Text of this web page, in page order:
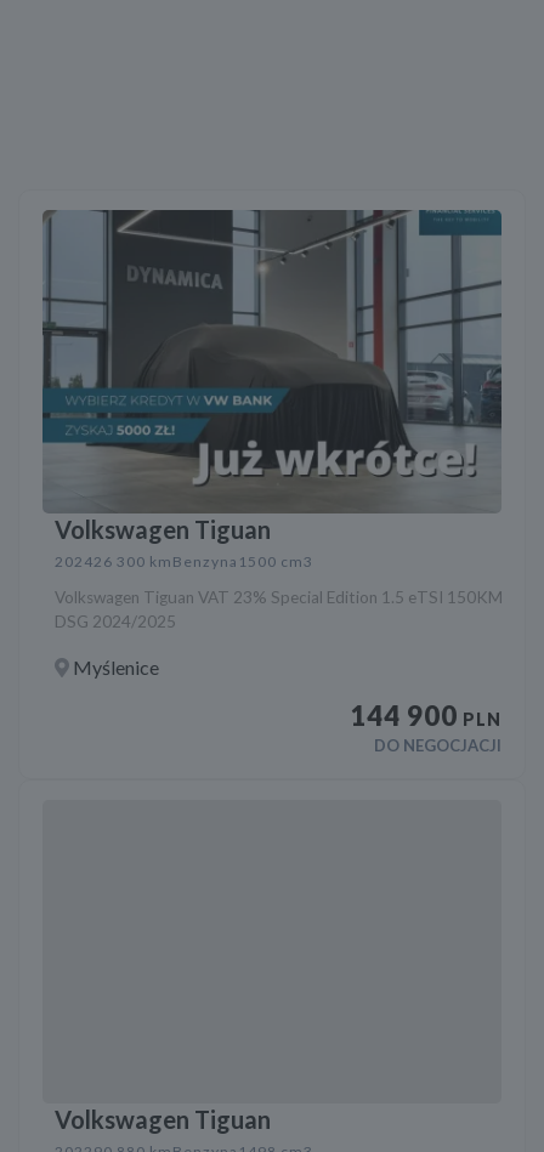
Volkswagen Tiguan
202426 300 km Benzyna 1500 cm3
Volkswagen Tiguan VAT 23% Special Edition 1.5 eTSI 150KM
DSG 2024/2025
Myślenice
144 900 PLN
DO NEGOCJACJI
Volkswagen Tiguan